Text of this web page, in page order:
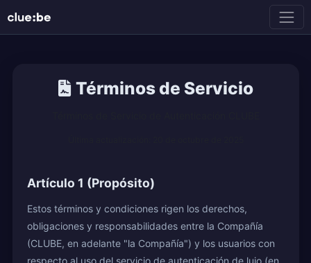
Términos de Servicio
Artículo 1 (Propósito)
Estos términos y condiciones rigen los derechos,
obligaciones y responsabilidades entre la Compañía
(CLUBE, en adelante "la Compañía") y los usuarios con